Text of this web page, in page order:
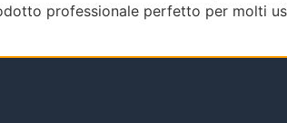
professionale perfetto per molti